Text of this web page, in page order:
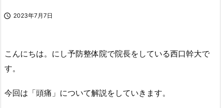
 2023年7月7日
こんにちは。にし予防整体院で院長をしている西口幹大で
す。
今回は「頭痛」について解説をしていきます。